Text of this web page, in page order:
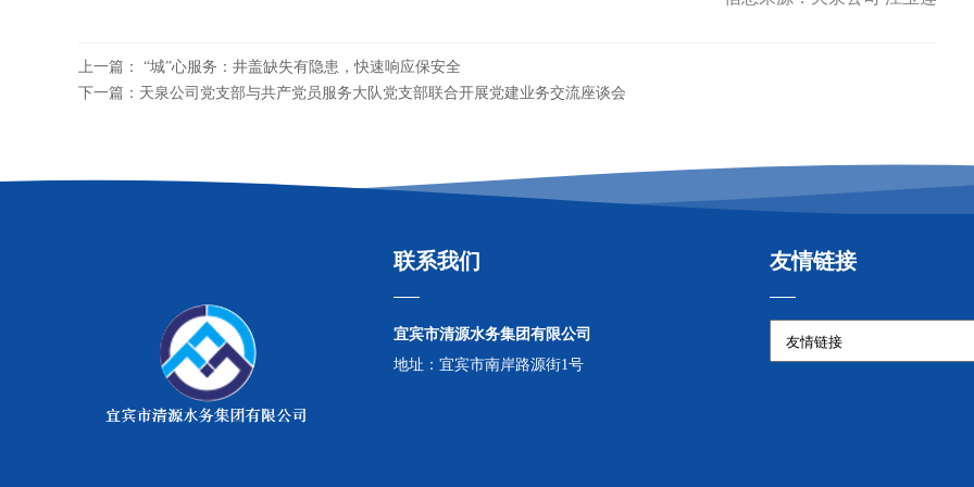
上一篇： “城”心服务：井盖缺失有隐患，快速响应保安全
下一篇：天泉公司党支部与共产党员服务大队党支部联合开展党建业务交流座谈会
联系我们
宜宾市清源水务集团有限公司
地址：宜宾市南岸路源街1号
友情链接